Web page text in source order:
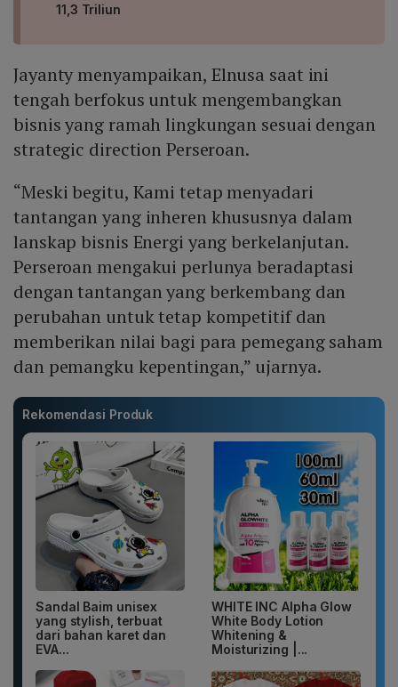
11,3 Triliun
Jayanty menyampaikan, Elnusa saat ini
tengah berfokus untuk mengembangkan
bisnis yang ramah lingkungan sesuai dengan
strategic direction Perseroan.
“Meski begitu, Kami tetap menyadari
tantangan yang inheren khususnya dalam
lanskap bisnis Energi yang berkelanjutan.
Perseroan mengakui perlunya beradaptasi
dengan tantangan yang berkembang dan
perubahan untuk tetap kompetitif dan
memberikan nilai bagi para pemegang saham
dan pemangku kepentingan,” ujarnya.
Rekomendasi Produk
Sandal Baim unisex
yang stylish, terbuat
dari bahan karet dan
EVA...
WHITE INC Alpha Glow
White Body Lotion
Whitening &
Moisturizing |...